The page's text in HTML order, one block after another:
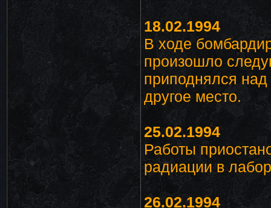
18.02.1994
В ходе
произошло
приподнялся
другое место.
25.02.1994
Работы
радиации в
26.02.1994